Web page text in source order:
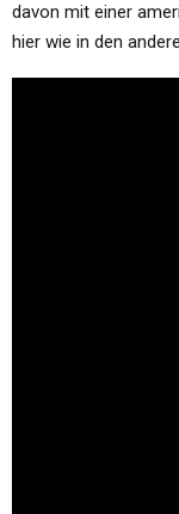
davon mit einer
hier wie in den